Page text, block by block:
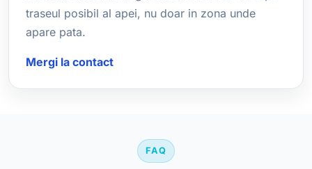
traseul posibil al apei, nu doar in zona unde
apare pata.
Mergi la contact
FAQ